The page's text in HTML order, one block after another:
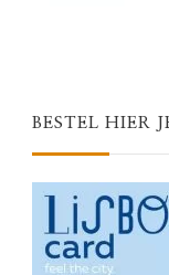
BESTEL HIER